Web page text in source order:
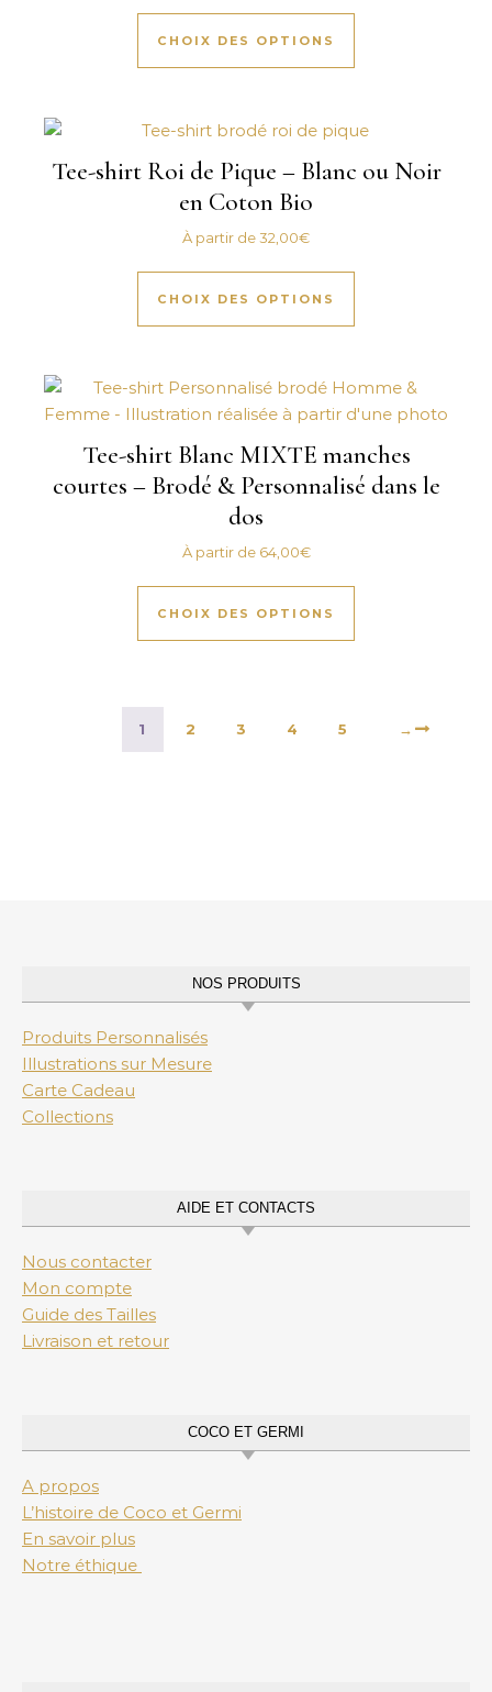
CHOIX DES OPTIONS
Ce produit a
Tee-shirt Roi de Pique – Blanc ou Noir
en Coton Bio
À partir de32,00€
CHOIX DES OPTIONS
Ce produit a
Tee-shirt Blanc MIXTE manches
courtes – Brodé & Personnalisé dans le
dos
À partir de 64,00€
CHOIX DES OPTIONS
Ce produit a
1 2 3 4 5 →
NOS PRODUITS
Produits Personnalisés
Illustrations sur Mesure
Carte Cadeau
Collections
AIDE ET CONTACTS
Nous contacter
Mon compte
Guide des Tailles
Livraison et retour
COCO ET GERMI
A propos
L’histoire de Coco et Germi
En savoir plus
Notre éthique